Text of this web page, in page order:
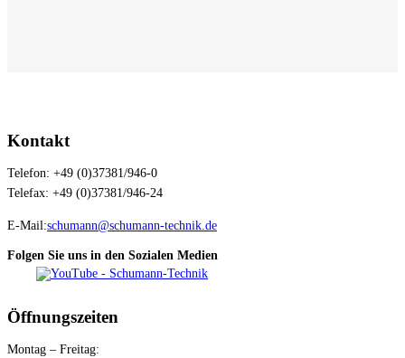
Kontakt
Telefon: +49 (0)37381/946-0
Telefax: +49 (0)37381/946-24
E-Mail:schumann@schumann-technik.de
Folgen Sie uns in den Sozialen Medien
Öffnungszeiten
Montag – Freitag: